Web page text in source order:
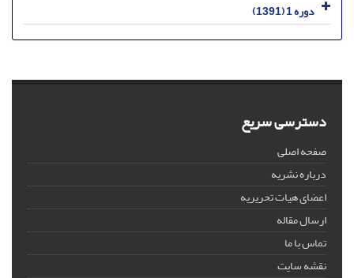
دوره 1 (1391)
دسترسی سریع
صفحه اصلی
درباره نشریه
اعضای هیات تحریریه
ارسال مقاله
تماس با ما
نقشه سایت